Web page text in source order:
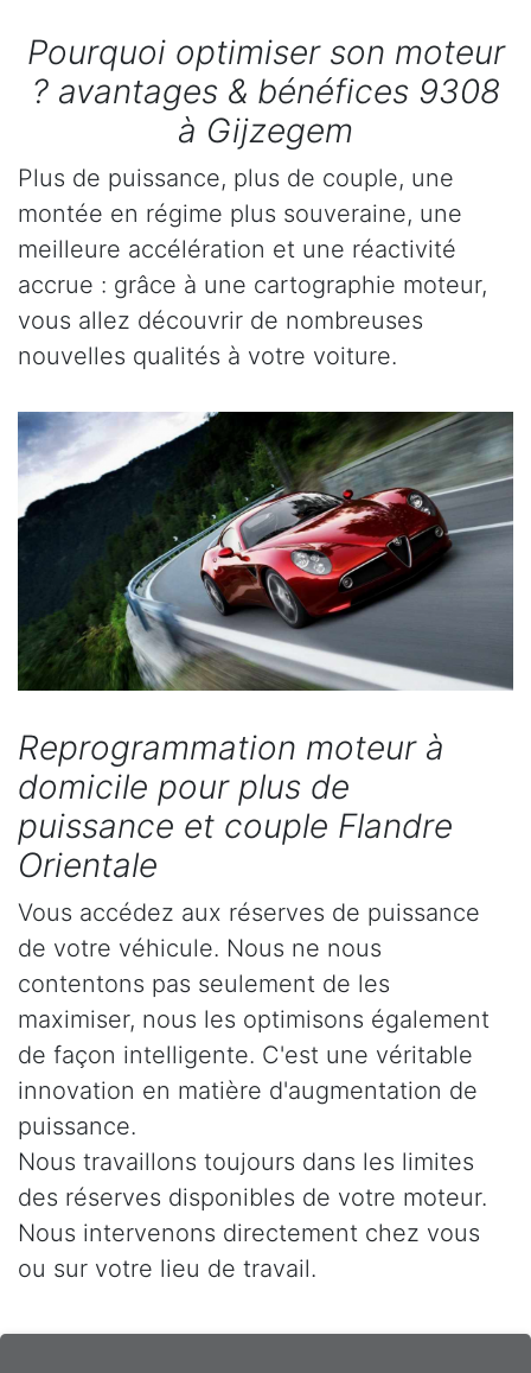
Pourquoi optimiser son moteur
? avantages & bénéfices 9308
à Gijzegem
Plus de puissance, plus de couple, une
montée en régime plus souveraine, une
meilleure accélération et une réactivité
accrue : grâce à une cartographie moteur,
vous allez découvrir de nombreuses
nouvelles qualités à votre voiture.
Reprogrammation moteur à
domicile pour plus de
puissance et couple Flandre
Orientale
Vous accédez aux réserves de puissance
de votre véhicule. Nous ne nous
contentons pas seulement de les
maximiser, nous les optimisons également
de façon intelligente. C'est une véritable
innovation en matière d'augmentation de
puissance.
Nous travaillons toujours dans les limites
des réserves disponibles de votre moteur.
Nous intervenons directement chez vous
ou sur votre lieu de travail.